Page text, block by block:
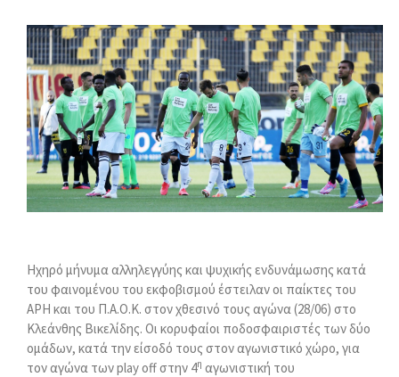
Ηχηρό μήνυμα αλληλεγγύης και ψυχικής ενδυνάμωσης κατά
του φαινομένου του εκφοβισμού έστειλαν οι παίκτες του
ΑΡΗ και του Π.Α.Ο.Κ. στον χθεσινό τους αγώνα (28/06) στο
Κλεάνθης Βικελίδης. Οι κορυφαίοι ποδοσφαιριστές των δύο
ομάδων, κατά την είσοδό τους στον αγωνιστικό χώρο, για
τον αγώνα των play off στην 4η αγωνιστική του